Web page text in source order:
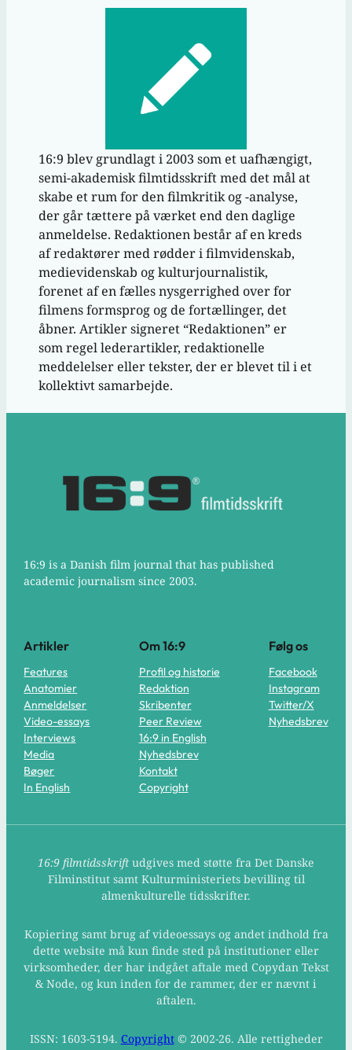
16:9 blev grundlagt i 2003 som et uafhængigt,
semi-akademisk filmtidsskrift med det mål at
skabe et rum for den filmkritik og -analyse,
der går tættere på værket end den daglige
anmeldelse. Redaktionen består af en kreds
af redaktører med rødder i filmvidenskab,
medievidenskab og kulturjournalistik,
forenet af en fælles nysgerrighed over for
filmens formsprog og de fortællinger, det
åbner. Artikler signeret “Redaktionen” er
som regel lederartikler, redaktionelle
meddelelser eller tekster, der er blevet til i et
kollektivt samarbejde.
16:9 is a Danish film journal that has published
academic journalism since 2003.
Artikler
Features
Anatomier
Anmeldelser
Video-essays
Interviews
Media
Bøger
In English
Om 16:9
Profil og historie
Redaktion
Skribenter
Peer Review
16:9 in English
Nyhedsbrev
Kontakt
Copyright
Følg os
Facebook
Instagram
Twitter/X
Nyhedsbrev
16:9 filmtidsskrift udgives med støtte fra Det Danske
Filminstitut samt Kulturministeriets bevilling til
almenkulturelle tidsskrifter.
Kopiering samt brug af videoessays og andet indhold fra
dette website må kun finde sted på institutioner eller
virksomheder, der har indgået aftale med Copydan Tekst
& Node, og kun inden for de rammer, der er nævnt i
aftalen.
ISSN: 1603-5194. Copyright© 2002-26. Alle rettigheder